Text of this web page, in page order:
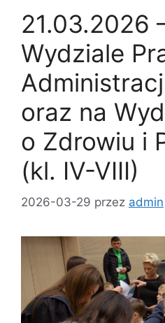
21.03.2026
Wydziale
oraz na
o Zdrowiu i
(kl. IV-VIII)
2026-03-29 przez admin